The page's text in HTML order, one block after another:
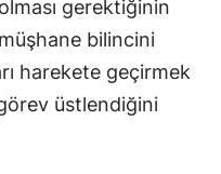
Hatay
Isparta
Mersin
gerektiğinin
bilincini
harekete geçirmek
üstlendiğini